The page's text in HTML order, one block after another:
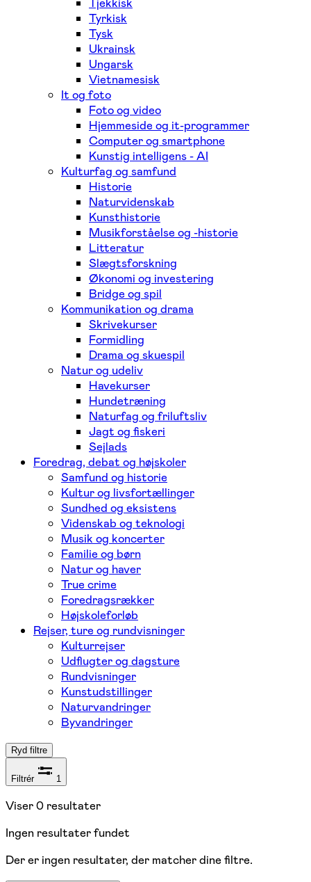
Tyrkisk
Tysk
Ukrainsk
Ungarsk
Vietnamesisk
It og foto
Foto og video
Hjemmeside og it-programmer
Computer og smartphone
Kunstig intelligens - AI
Kulturfag og samfund
Historie
Naturvidenskab
Kunsthistorie
Musikforståelse og -historie
Litteratur
Slægtsforskning
Økonomi og investering
Bridge og spil
Kommunikation og drama
Skrivekurser
Formidling
Drama og skuespil
Natur og udeliv
Havekurser
Hundetræning
Naturfag og friluftsliv
Jagt og fiskeri
Sejlads
Foredrag, debat og højskoler
Samfund og historie
Kultur og livsfortællinger
Sundhed og eksistens
Videnskab og teknologi
Musik og koncerter
Familie og børn
Natur og haver
True crime
Foredragsrækker
Højskoleforløb
Rejser, ture og rundvisninger
Kulturrejser
Udflugter og dagsture
Rundvisninger
Kunstudstillinger
Naturvandringer
Byvandringer
Ryd filtre
Filtrér 1
Viser0 resultater
Ingen resultater fundet
Der er ingen resultater, der matcher dine filtre.